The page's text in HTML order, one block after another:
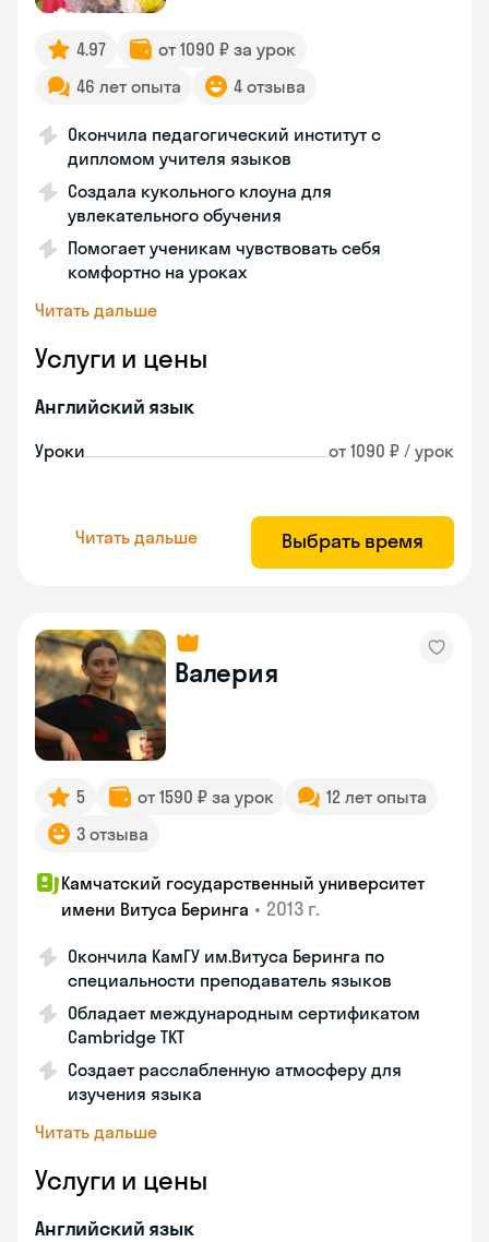
4.97
от 1090 ₽ за урок
46 лет опыта
4 отзыва
Окончила педагогический институт с
дипломом учителя языков
Создала кукольного клоуна для
увлекательного обучения
Помогает ученикам чувствовать себя
комфортно на уроках
Читать дальше
Услуги и цены
Английский язык
Уроки от 1090 ₽ / урок
Читать дальше Выбрать время
Валерия
5 от 1590 ₽ за урок
12 лет опыта
3 отзыва
Камчатский государственный университет
имени Витуса Беринга • 2013 г.
Окончила КамГУ им.Витуса Беринга по
специальности преподаватель языков
Обладает международным сертификатом
Cambridge TKT
Создает расслабленную атмосферу для
изучения языка
Читать дальше
Услуги и цены
Английский язык